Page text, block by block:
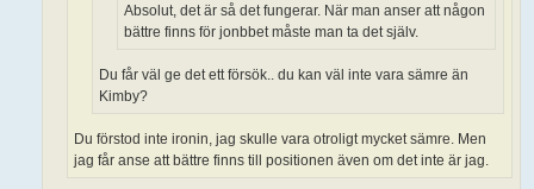
Absolut, det är så det fungerar. När man anser att någon
bättre finns för jonbbet måste man ta det själv.
Du får väl ge det ett försök.. du kan väl inte vara sämre än
Kimby?
Du förstod inte ironin, jag skulle vara otroligt mycket sämre. Men
jag får anse att bättre finns till positionen även om det inte är jag.